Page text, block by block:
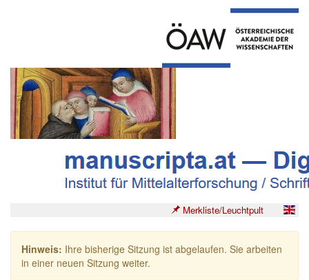
Merkliste/Leuchtpult
Hinweis: Ihre bisherige Sitzung ist abgelaufen. Sie arbeiten
in einer neuen Sitzung weiter.